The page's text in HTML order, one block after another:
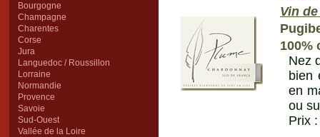
Bourgogne
Champagne
Charentes
Corse
Jura
Languedoc / Roussillon
Lorraine
Normandie
Provence
Savoie
Sud-Ouest
Vallée de la Loire
Vin
100%
Nez
bien
en
ou
Prix :